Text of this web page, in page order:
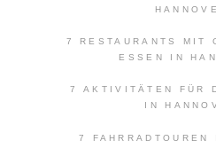
7 RESTAURANTS MIT
ESSEN IN
7 AKTIVITÄTEN FÜR
IN
7 FAHRRADTOUREN